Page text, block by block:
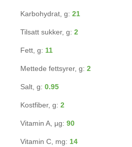
Karbohydrat, g: 21
Tilsatt sukker, g: 2
Fett, g: 11
Mettede fettsyrer, g: 2
Salt, g: 0.95
Kostfiber, g: 2
Vitamin A, µg: 90
Vitamin C, mg: 14